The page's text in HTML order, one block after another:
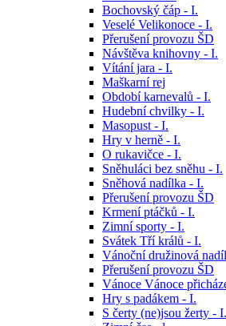
Bochovský čáp - I.
Veselé Velikonoce - I.
Přerušení provozu ŠD
Návštěva knihovny - I.
Vítání jara - I.
Maškarní rej
Období karnevalů - I.
Hudební chvilky - I.
Masopust - I.
Hry v herně - I.
O rukavičce - I.
Sněhuláci bez sněhu - I.
Sněhová nadílka - I.
Přerušení provozu ŠD
Krmení ptáčků - I.
Zimní sporty - I.
Svátek Tří králů - I.
Vánoční družinová
Přerušení provozu ŠD
Vánoce Vánoce
Hry s padákem - I.
S čerty (ne)jsou žerty - I.